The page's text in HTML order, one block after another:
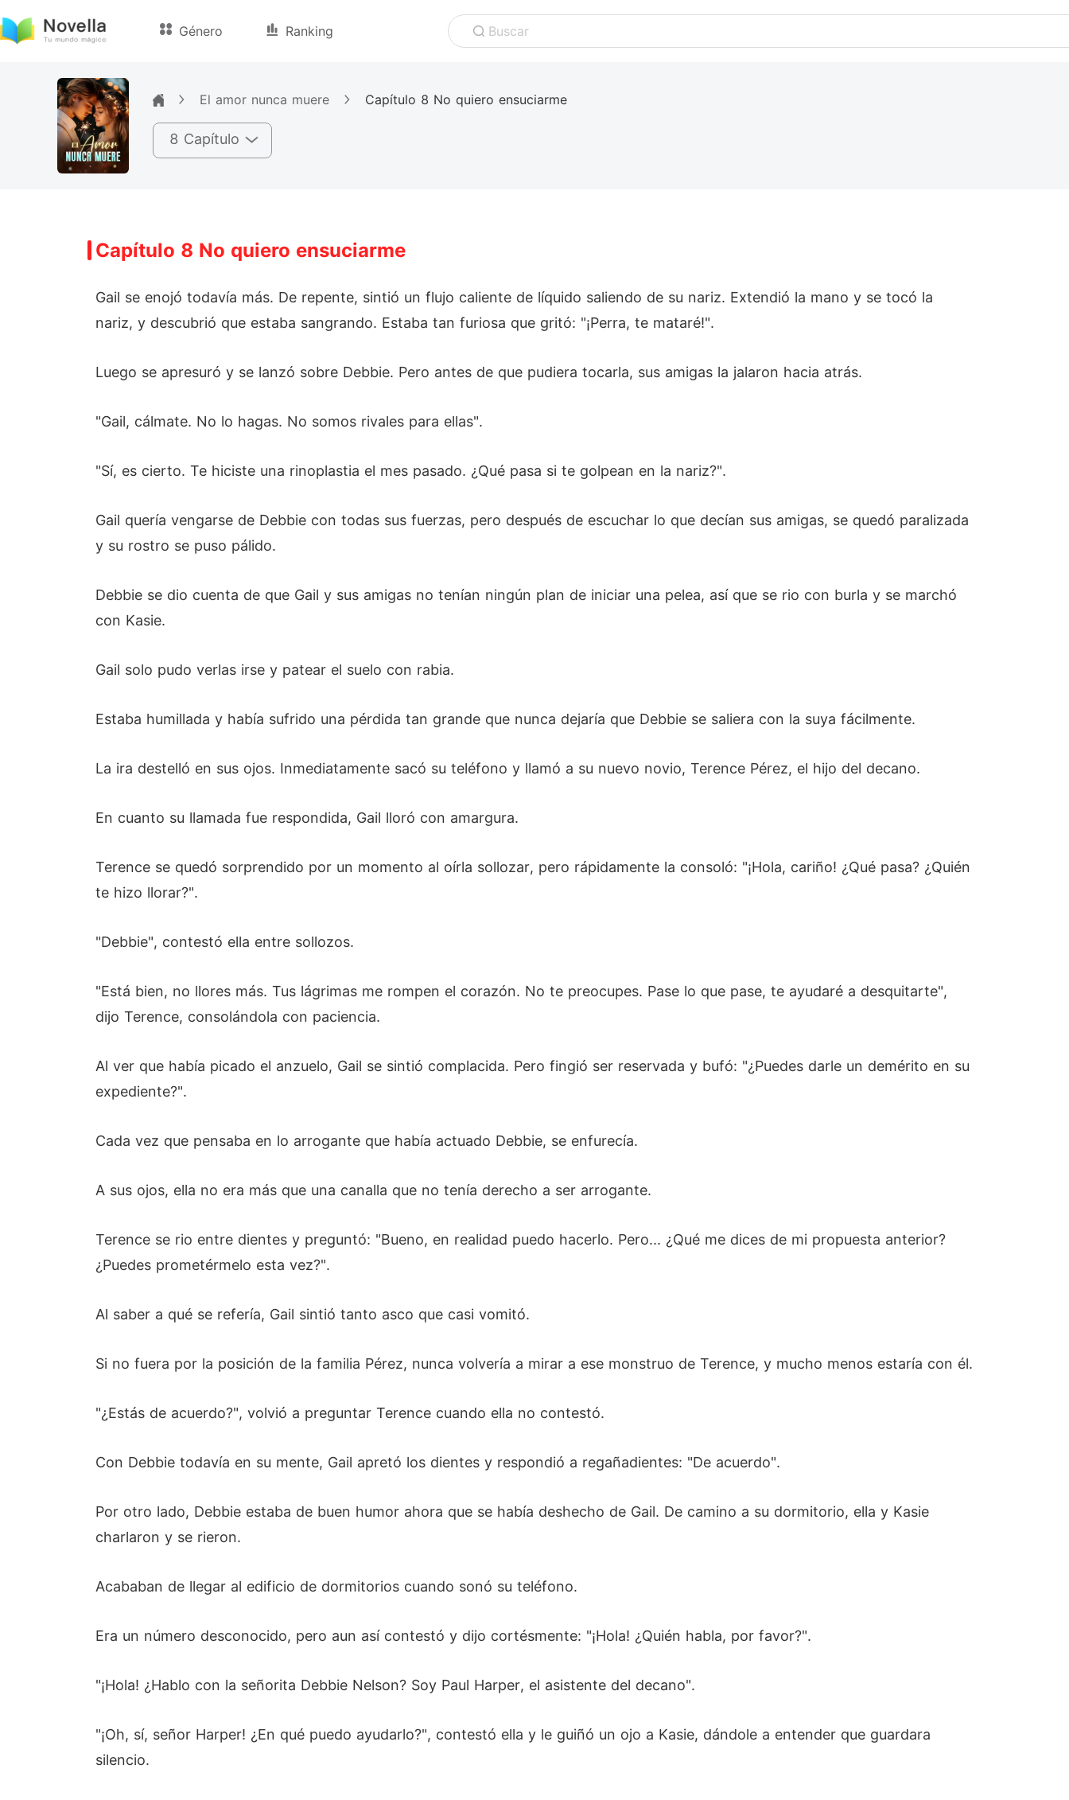
Género Ranking Buscar
El amor nunca muere Capítulo 8 No quiero ensuciarme
8 Capítulo
Capítulo 8 No quiero ensuciarme
Gail se enojó todavía más. De repente, sintió un flujo caliente de líquido saliendo de su nariz. Extendió la mano y se tocó la
nariz, y descubrió que estaba sangrando. Estaba tan furiosa que gritó: "¡Perra, te mataré!".
Luego se apresuró y se lanzó sobre Debbie. Pero antes de que pudiera tocarla, sus amigas la jalaron hacia atrás.
"Gail, cálmate. No lo hagas. No somos rivales para ellas".
"Sí, es cierto. Te hiciste una rinoplastia el mes pasado. ¿Qué pasa si te golpean en la nariz?".
Gail quería vengarse de Debbie con todas sus fuerzas, pero después de escuchar lo que decían sus amigas, se quedó paralizada
y su rostro se puso pálido.
Debbie se dio cuenta de que Gail y sus amigas no tenían ningún plan de iniciar una pelea, así que se rio con burla y se marchó
con Kasie.
Gail solo pudo verlas irse y patear el suelo con rabia.
Estaba humillada y había sufrido una pérdida tan grande que nunca dejaría que Debbie se saliera con la suya fácilmente.
La ira destelló en sus ojos. Inmediatamente sacó su teléfono y llamó a su nuevo novio, Terence Pérez, el hijo del decano.
En cuanto su llamada fue respondida, Gail lloró con amargura.
Terence se quedó sorprendido por un momento al oírla sollozar, pero rápidamente la consoló: "¡Hola, cariño! ¿Qué pasa? ¿Quién
te hizo llorar?".
"Debbie", contestó ella entre sollozos.
"Está bien, no llores más. Tus lágrimas me rompen el corazón. No te preocupes. Pase lo que pase, te ayudaré a desquitarte",
dijo Terence, consolándola con paciencia.
Al ver que había picado el anzuelo, Gail se sintió complacida. Pero fingió ser reservada y bufó: "¿Puedes darle un demérito en su
expediente?".
Cada vez que pensaba en lo arrogante que había actuado Debbie, se enfurecía.
A sus ojos, ella no era más que una canalla que no tenía derecho a ser arrogante.
Terence se rio entre dientes y preguntó: "Bueno, en realidad puedo hacerlo. Pero... ¿Qué me dices de mi propuesta anterior?
¿Puedes prometérmelo esta vez?".
Al saber a qué se refería, Gail sintió tanto asco que casi vomitó.
Si no fuera por la posición de la familia Pérez, nunca volvería a mirar a ese monstruo de Terence, y mucho menos estaría con él.
"¿Estás de acuerdo?", volvió a preguntar Terence cuando ella no contestó.
Con Debbie todavía en su mente, Gail apretó los dientes y respondió a regañadientes: "De acuerdo".
Por otro lado, Debbie estaba de buen humor ahora que se había deshecho de Gail. De camino a su dormitorio, ella y Kasie
charlaron y se rieron.
Acababan de llegar al edificio de dormitorios cuando sonó su teléfono.
Era un número desconocido, pero aun así contestó y dijo cortésmente: "¡Hola! ¿Quién habla, por favor?".
"¡Hola! ¿Hablo con la señorita Debbie Nelson? Soy Paul Harper, el asistente del decano".
"¡Oh, sí, señor Harper! ¿En qué puedo ayudarlo?", contestó ella y le guiñó un ojo a Kasie, dándole a entender que guardara
silencio.